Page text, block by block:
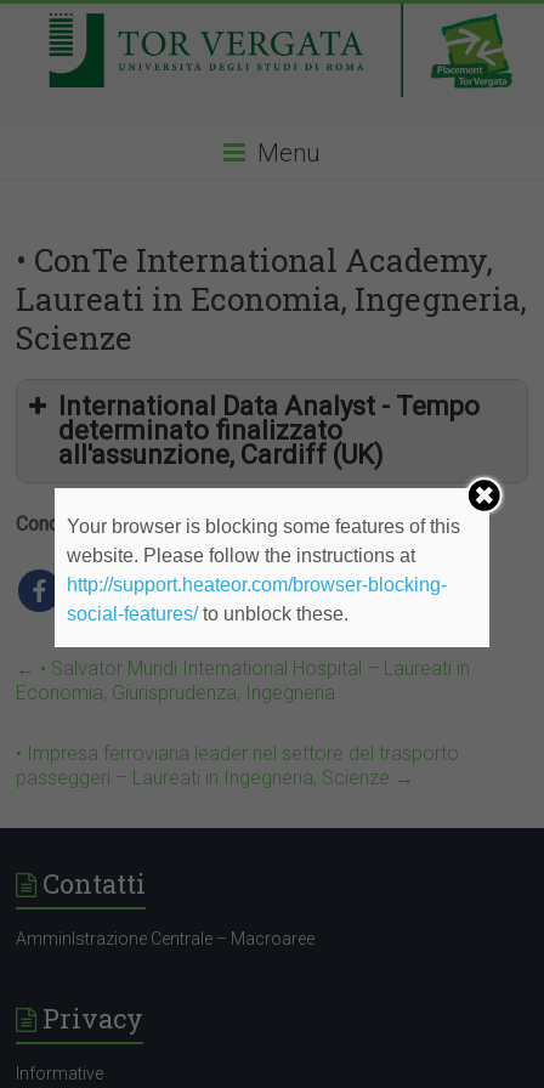
Menu
• ConTe International Academy,
Laureati in Economia, Ingegneria,
Scienze
International Data Analyst - Tempo
determinato finalizzato
all'assunzione, Cardiff (UK)
Condividi
← • Salvator Mundi International Hospital – Laureati in
Economia, Giurisprudenza, Ingegneria
• Impresa ferroviaria leader nel settore del trasporto
passeggeri – Laureati in Ingegneria, Scienze →
Contatti
AmminIstrazione Centrale – Macroaree
Privacy
Informative
Your browser is blocking some features of this
website. Please follow the instructions at
http://support.heateor.com/browser-blocking-
social-features/to unblock these.